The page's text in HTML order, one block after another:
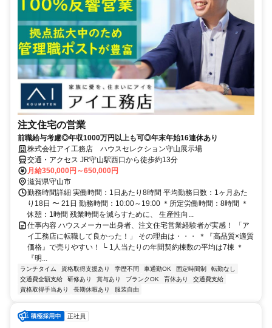
注文住宅の営業
前職給与考慮◎年収1000万円以上も可◎年末年始16連休あり
株式会社アイ工務店 ハウスセレクション守山展示場
交通・アクセス JR守山駅西口から徒歩約13分
月給350,000円～650,000円
滋賀県守山市
勤務時間詳細 実働時間：1日あたり8時間 平均勤務日数：1ヶ月あた
り18日 〜 21日 勤務時間：10:00～19:00 ＊所定労働時間：8時間 ＊
休憩：1時間 残業時間を減らすために、 生産性向...
仕事内容 ハウスメーカー出身者、注文住宅営業経験者が実感！ 「ア
イ工務店に転職して良かった！」 その理由は・・・ ＊『高品質×適質
価格』で売りやすい！ └ 1人当たりの年間契約棟数の平均は7棟 ＊
『明...
ランチタイム 資格取得支援あり 学歴不問 車通勤OK 固定時間制
転勤なし
交通費全額支給
研修あり 賞与あり ブランクOK 育休あり
交通費支給
資格取得手当あり
長期休暇あり 服装自由
正社員